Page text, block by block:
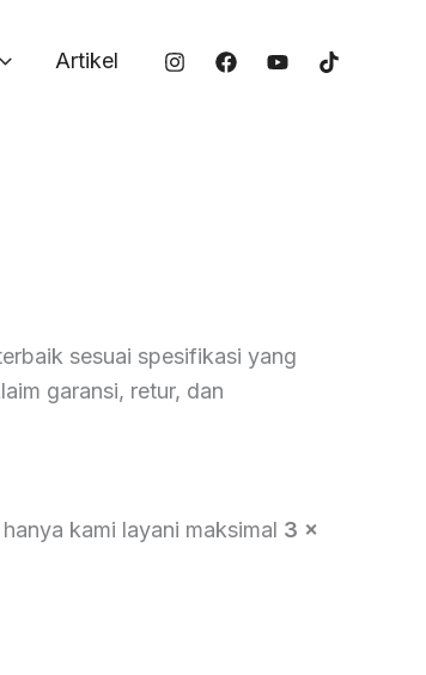
Artikel
sesuai spesifikasi yang
garansi, retur, dan
kami layani maksimal 3 x